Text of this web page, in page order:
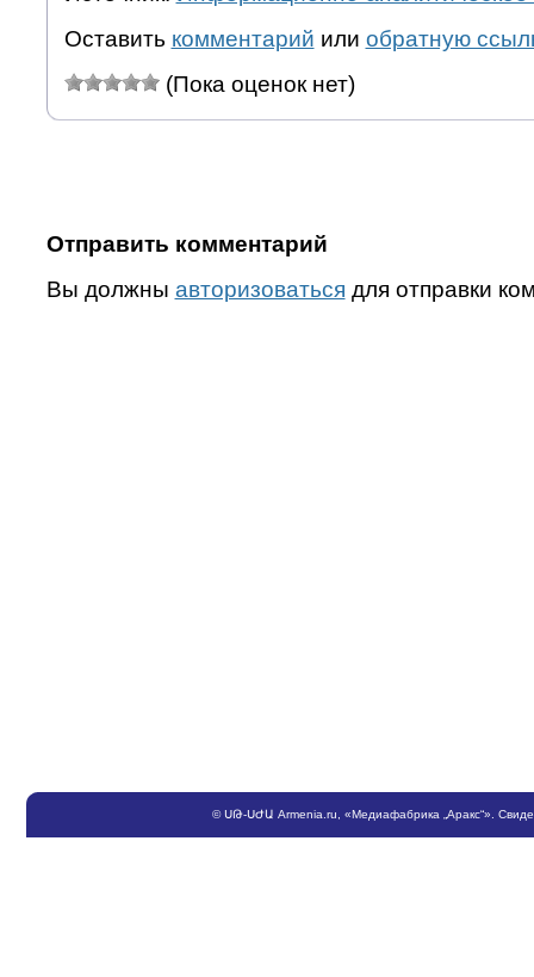
Оставить комментарий или обратную
(Пока оценок нет)
Отправить комментарий
Вы должны авторизоваться для отправки
©ՍԹ-ՍԺԱ Armenia.ru , «Медиафабрика „Аракс“».